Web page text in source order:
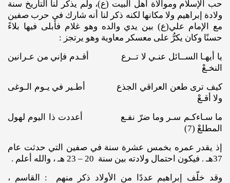
حب الإسلام وموالاة أهل البيت (ع)، ولم يذكر لنا التأريخ سنة
ولادة إبراهيم ولا مكانها لكنه ذكر لنا أنه شارك في حرب صفين
مع الإمام علي(ع) بين يدي والده وهو غلام فأبلى فيها بلاءً
حسنًا وكان يكرُّ على معسكر معاوية وهو يرتجز :
يا أيهـا الســائل عنـي لا تــرع أقـدم فإني من عـرانين
النخـعْ
كيف ترى طعن العراقي الجذع أطـير في يـوم الـوغى
ولا أقـعْ
ما سـاءكـم سـر وما ضرّ نفـع أعددت ذا اليوم لهول
المطلعْ (7)
إذ يقدر عمره بخمس عشرة سنة في صفين التي حدثت عام
37هـ . فيكون احتمال ولادته بين سنة 20 – 23 هـ ، والله أعلم .
وقد خلّف إبراهيم عددًا من الأولاد ذكر منهم : القاسم ،